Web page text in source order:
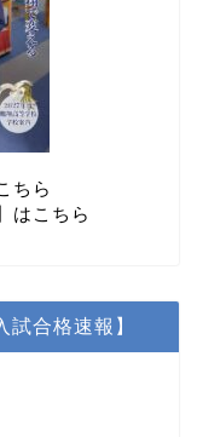
ちら
はこちら
試合格速報】